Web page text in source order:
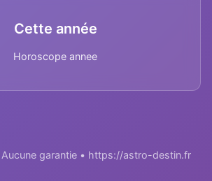
Cette année
Horoscope annee
garantie • https://astro-destin.fr